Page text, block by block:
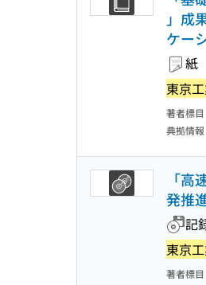
」成
ケー
紙
東京
著者標目
典拠情
「
発推
記
東京
著者標目